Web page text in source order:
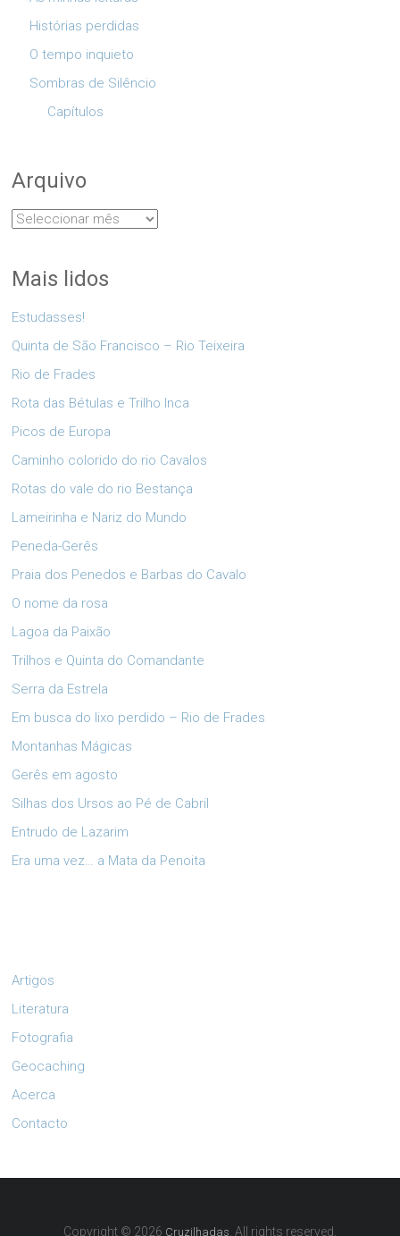
Histórias perdidas
O tempo inquieto
Sombras de Silêncio
Capítulos
Arquivo
Arquivo
Mais lidos
Estudasses!
Quinta de São Francisco – Rio Teixeira
Rio de Frades
Rota das Bétulas e Trilho Inca
Picos de Europa
Caminho colorido do rio Cavalos
Rotas do vale do rio Bestança
Lameirinha e Nariz do Mundo
Peneda-Gerês
Praia dos Penedos e Barbas do Cavalo
O nome da rosa
Lagoa da Paixão
Trilhos e Quinta do Comandante
Serra da Estrela
Em busca do lixo perdido – Rio de Frades
Montanhas Mágicas
Gerês em agosto
Silhas dos Ursos ao Pé de Cabril
Entrudo de Lazarim
Era uma vez… a Mata da Penoita
Artigos
Literatura
Fotografia
Geocaching
Acerca
Contacto
Copyright © 2026 Cruzilhadas . All rights reserved.